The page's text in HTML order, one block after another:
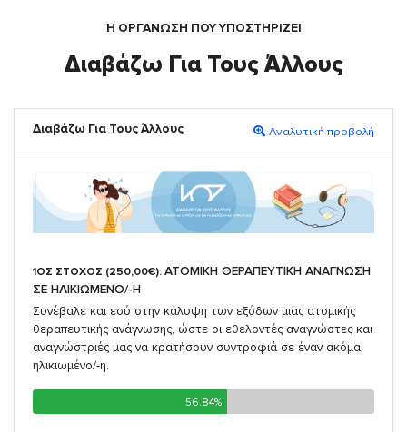
Η ΟΡΓΆΝΩΣΗ ΠΟΥ ΥΠΟΣΤΗΡΙΖΕΙ
Διαβάζω Για Τους Άλλους
Διαβάζω Για Τους Άλλους Αναλυτική προβολή
1ΟΣ ΣΤΟΧΟΣ (250,00€): ΑΤΟΜΙΚΗ ΘΕΡΑΠΕΥΤΙΚΗ ΑΝΑΓΝΩΣΗ
ΣΕ ΗΛΙΚΙΩΜΕΝΟ/-Η
Συνέβαλε και εσύ στην κάλυψη των εξόδων μιας ατομικής
θεραπευτικής ανάγνωσης, ώστε οι εθελοντές αναγνώστες και
αναγνώστριές μας να κρατήσουν συντροφιά σε έναν ακόμα
ηλικιωμένο/-η.
56.84%
56.84%